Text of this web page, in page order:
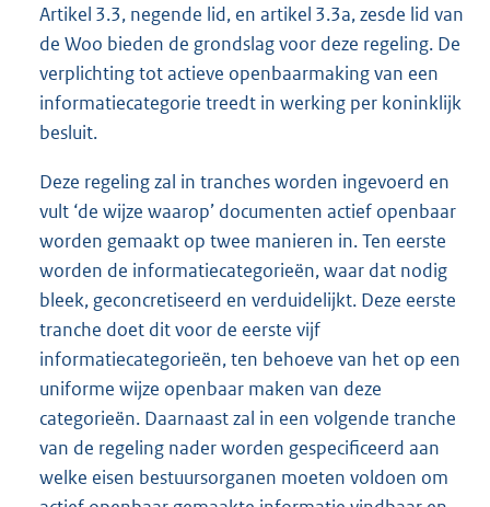
Artikel 3.3, negende lid, en artikel 3.3a, zesde lid van
de Woo bieden de grondslag voor deze regeling. De
verplichting tot actieve openbaarmaking van een
informatiecategorie treedt in werking per koninklijk
besluit.
Deze regeling zal in tranches worden ingevoerd en
vult ‘de wijze waarop’ documenten actief openbaar
worden gemaakt op twee manieren in. Ten eerste
worden de informatiecategorieën, waar dat nodig
bleek, geconcretiseerd en verduidelijkt. Deze eerste
tranche doet dit voor de eerste vijf
informatiecategorieën, ten behoeve van het op een
uniforme wijze openbaar maken van deze
categorieën. Daarnaast zal in een volgende tranche
van de regeling nader worden gespecificeerd aan
welke eisen bestuursorganen moeten voldoen om